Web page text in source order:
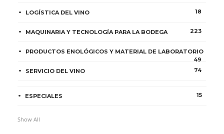
LOGÍSTICA DEL VINO 18
MAQUINARIA Y TECNOLOGÍA PARA LA BODEGA 223
PRODUCTOS ENOLÓGICOS Y MATERIAL DE LABORATORIO
49
SERVICIO DEL VINO
74
ESPECIALES 15
Show All